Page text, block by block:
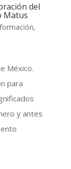
del
Matus
,
México.
para
y antes